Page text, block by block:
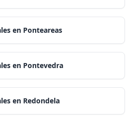
en Ponteareas
en Pontevedra
en Redondela